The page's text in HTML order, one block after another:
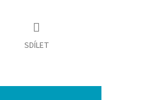
SDÍLET